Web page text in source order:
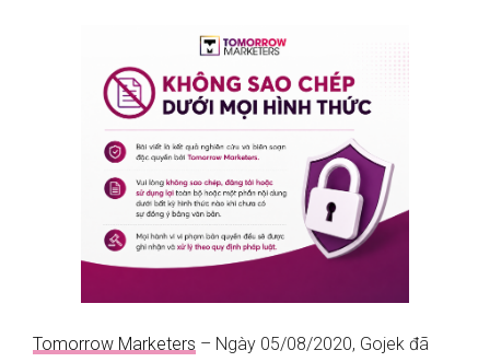
Tomorrow Marketers – Ngày 05/08/2020, Gojek đã